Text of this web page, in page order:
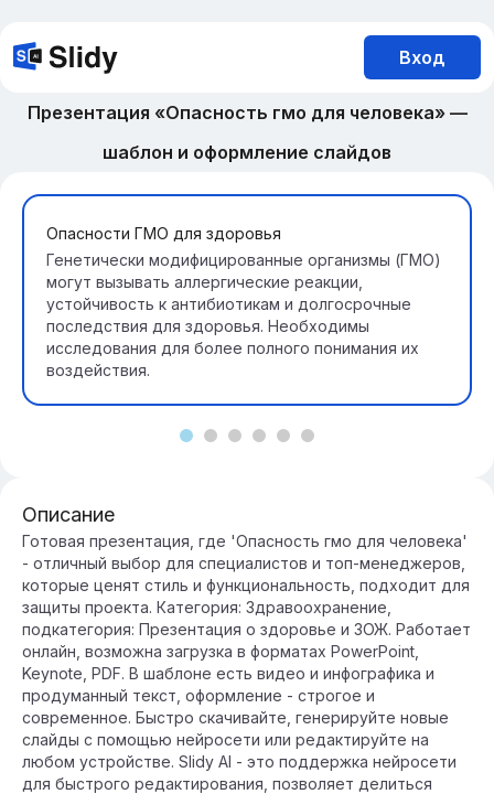
Вход
Презентация «Опасность гмо для человека» —
шаблон и оформление слайдов
Опасности ГМО для здоровья
Генетически модифицированные организмы (ГМО)
могут вызывать аллергические реакции,
устойчивость к антибиотикам и долгосрочные
последствия для здоровья. Необходимы
исследования для более полного понимания их
воздействия.
Описание
Готовая презентация, где 'Опасность гмо для человека'
- отличный выбор для специалистов и топ-менеджеров,
которые ценят стиль и функциональность, подходит для
защиты проекта. Категория: Здравоохранение,
подкатегория: Презентация о здоровье и ЗОЖ. Работает
онлайн, возможна загрузка в форматах PowerPoint,
Keynote, PDF. В шаблоне есть видео и инфографика и
продуманный текст, оформление - строгое и
современное. Быстро скачивайте, генерируйте новые
слайды с помощью нейросети или редактируйте на
любом устройстве. Slidy AI - это поддержка нейросети
для быстрого редактирования, позволяет делиться